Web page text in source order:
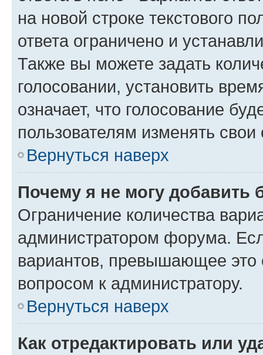
на новой строке текстового
ответа ограничено и
Также вы можете задать
голосовании, установить
означает, что голосование
пользователям изменять свои
Вернуться наверх
Почему я не могу добавить
Ограничение количества
администратором форума.
вариантов, превышающее это
вопросом к администратору.
Вернуться наверх
Как отредактировать или